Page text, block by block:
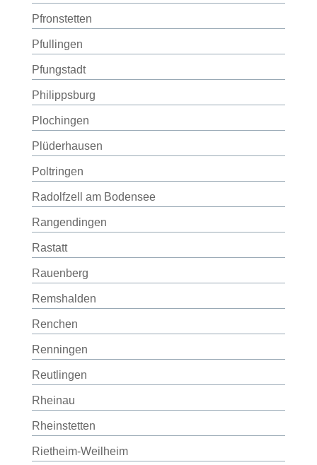
Pfronstetten
Pfullingen
Pfungstadt
Philippsburg
Plochingen
Plüderhausen
Poltringen
Radolfzell am Bodensee
Rangendingen
Rastatt
Rauenberg
Remshalden
Renchen
Renningen
Reutlingen
Rheinau
Rheinstetten
Rietheim-Weilheim